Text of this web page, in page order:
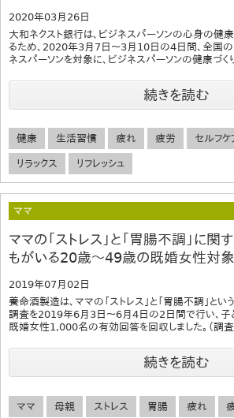
2020年03月26日
大和ネクスト銀行は、ビジネスパーソンの心身の健
るため、2020年3月7日～3月10日の4日間、全国
ネスパーソンを対象に、ビジネスパーソンの健康づ
続きを読む
健康 生活習慣 疲れ 疲労 セルフケ
リラックス リフレッシュ
ママ
ママの「ストレス」と「胃腸不調」に
もがいる20歳～49歳の既婚女性対象
2019年07月02日
養命酒製造は、ママの「ストレス」と「胃腸不調」とい
調査を2019年6月3日～6月4日の2日間で行い、子
既婚女性1,000名の有効回答を回収しました。（調
続きを読む
ママ 母親 ストレス 胃腸 疲れ